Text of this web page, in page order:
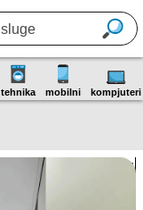
tehnika mobilni kompjuteri